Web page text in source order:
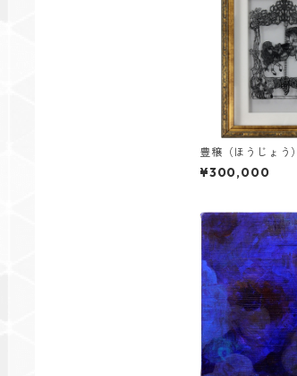
豊穣（ほうじょう）
¥300,000